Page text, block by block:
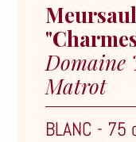
Domaine
Matrot
BLANC - 75